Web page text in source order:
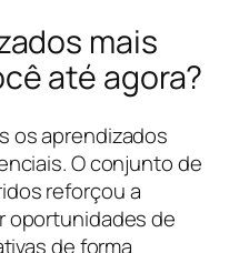
mais
até agora?
os aprendizados
O conjunto de
reforçou a
oportunidades de
de forma